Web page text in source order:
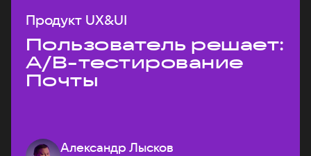
Продукт UX&UI
Пользователь решает:
A/B-тестирование
Почты
Александр Лысков